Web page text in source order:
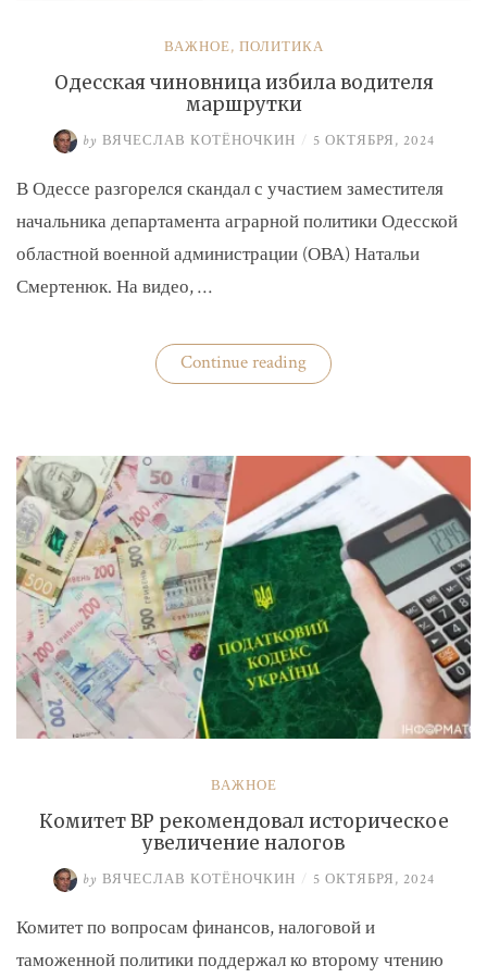
ВАЖНОЕ, ПОЛИТИКА
Одесская чиновница избила водителя
маршрутки
by ВЯЧЕСЛАВ КОТЁНОЧКИН / 5 ОКТЯБРЯ, 2024
В Одессе разгорелся скандал с участием заместителя
начальника департамента аграрной политики Одесской
областной военной администрации (ОВА) Натальи
Смертенюк. На видео, …
Continue reading«Одесская
чиновница
ВАЖНОЕ
Комитет ВР рекомендовал историческое
увеличение налогов
by ВЯЧЕСЛАВ КОТЁНОЧКИН / 5 ОКТЯБРЯ, 2024
Комитет по вопросам финансов, налоговой и
таможенной политики поддержал ко второму чтению